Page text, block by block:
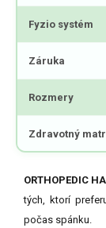
Fyzio systém
Záruka
Rozmery
Zdravotný
ORTHOPEDIC
tých, ktorí
počas spánku.